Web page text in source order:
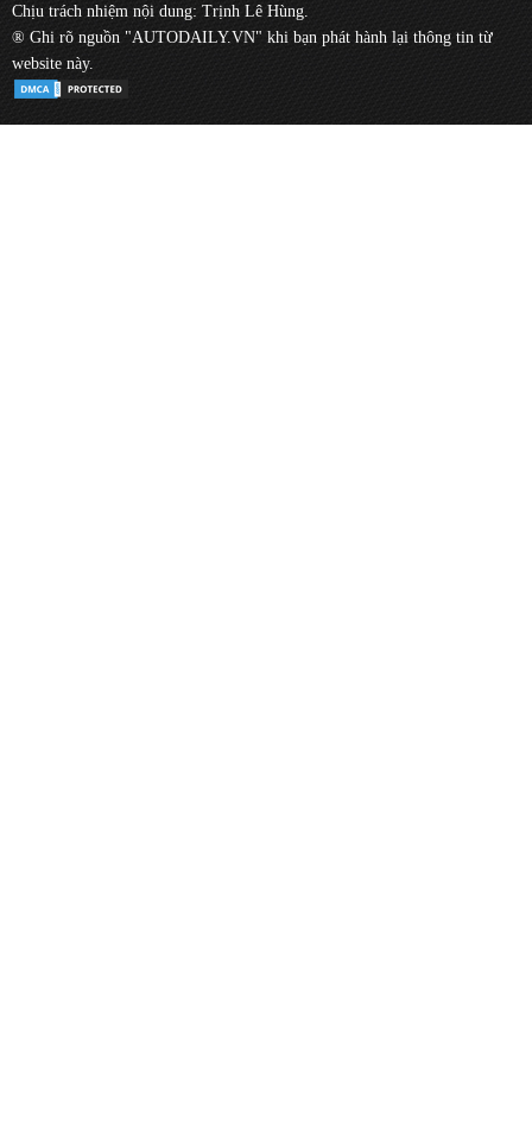
Chịu trách nhiệm nội dung: Trịnh Lê Hùng.
® Ghi rõ nguồn "AUTODAILY.VN" khi bạn phát hành lại thông tin từ
website này.